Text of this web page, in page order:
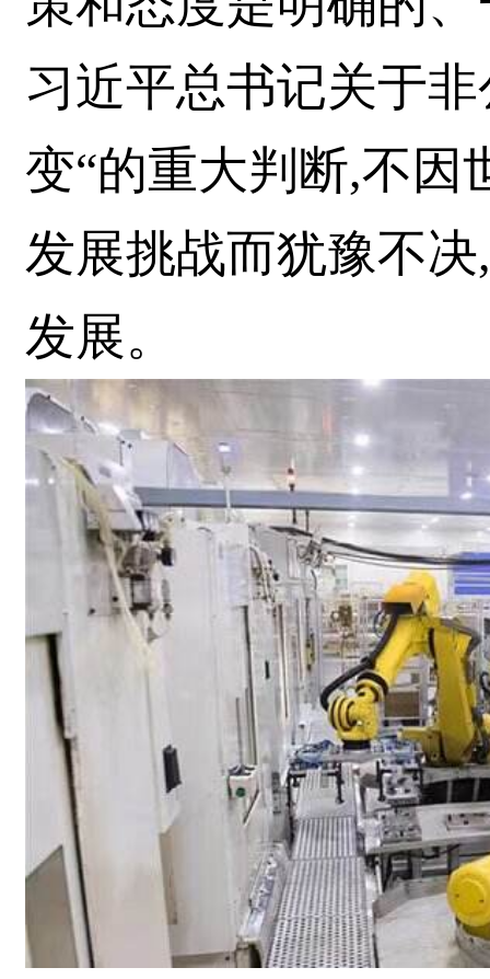
习近平总书记关于
变“的重大判断,不因
发展挑战而犹豫不
发展。